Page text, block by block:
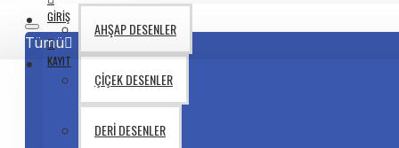
AHŞAP DESENLER
ÇIÇEK DESENLER
DERI DESENLER
Tümü
GIRIŞ
KAYIT